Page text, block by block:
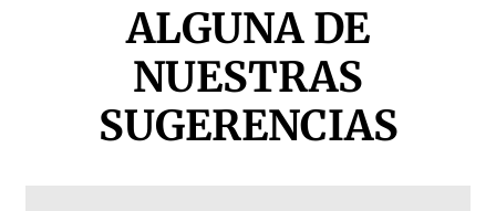
ALGUNA DE
NUESTRAS
SUGERENCIAS